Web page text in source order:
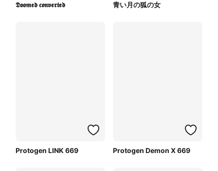
𝕯𝖔𝖔𝖒𝖊𝖉 𝖈𝖔𝖓𝖛𝖊𝖗𝖙𝖊𝖉 青い月の狐の女
Protogen LINK 669 Protogen Demon X 669